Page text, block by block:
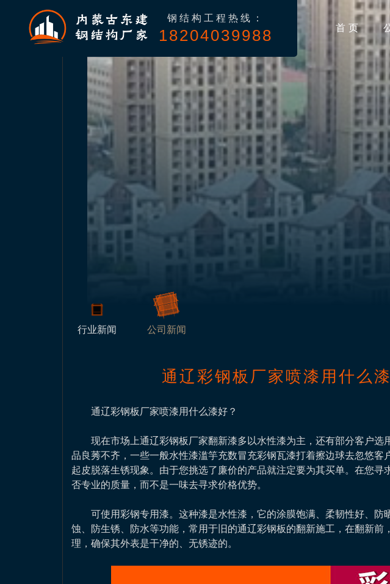
钢结构工程热线：
18204039988 首页
行业新闻 公司新闻
通辽彩钢板厂家喷漆用什么
通辽彩钢板厂家喷漆用什么漆好？
现在市场上通辽彩钢板厂家翻新漆多以水性漆为主，还有部分客户选
品良莠不齐，一些一般水性漆滥竽充数冒充彩钢瓦漆打着擦边球去忽悠客
起皮脱落生锈现象。由于您挑选了廉价的产品就注定要为其买单。在您寻
否专业的质量，而不是一味去寻求价格优势。
可使用彩钢专用漆。这种漆是水性漆，它的涂膜饱满、柔韧性好、防
蚀、防生锈、防水等功能，常用于旧的通辽彩钢板的翻新施工，在翻新前
理，确保其外表是干净的、无锈迹的。